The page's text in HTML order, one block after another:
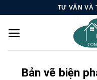
content
TƯ VẤN VÀ
Bản vẽ biện